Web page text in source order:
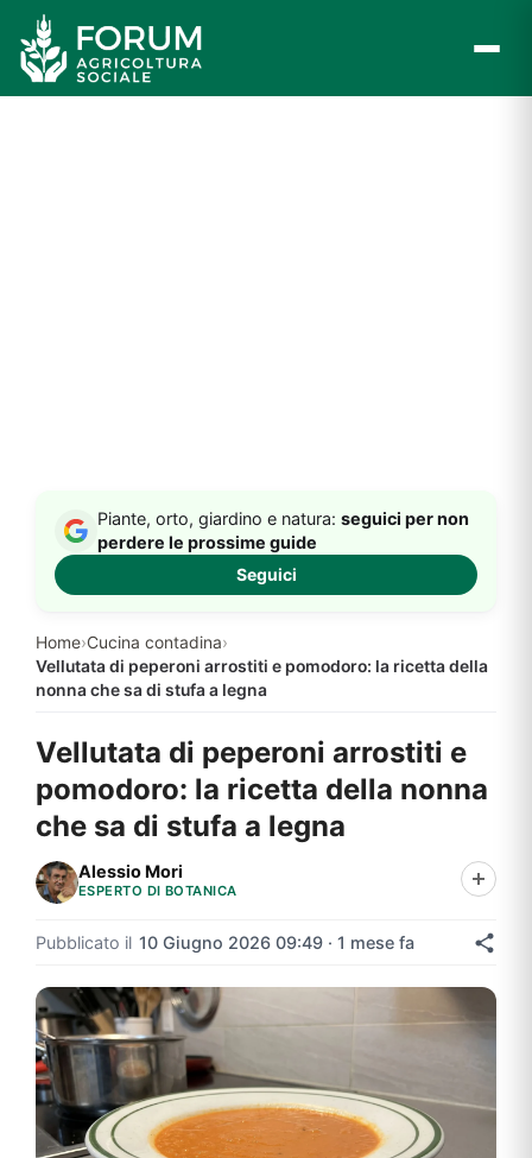
contenuto
Home›Cucina contadina›
Vellutata di peperoni arrostiti e pomodoro: la ricetta della
nonna che sa di stufa a legna
Piante, orto, giardino e natura: seguici per non
perdere le prossime guide
Seguici
Vellutata di peperoni arrostiti e
pomodoro: la ricetta della nonna
che sa di stufa a legna
Alessio Mori
ESPERTO DI BOTANICA
Pubblicato il 10 Giugno 2026 09:49 · 1 mese fa